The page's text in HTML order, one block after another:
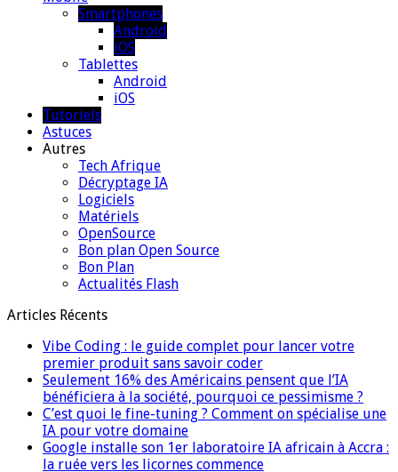
Smartphones
Android
iOS
Tablettes
Android
iOS
Tutoriels
Astuces
Autres
Tech Afrique
Décryptage IA
Logiciels
Matériels
OpenSource
Bon plan Open Source
Bon Plan
Actualités Flash
Articles Récents
Vibe Coding : le guide complet pour lancer votre
premier produit sans savoir coder
Seulement 16% des Américains pensent que l’IA
bénéficiera à la société, pourquoi ce pessimisme ?
C’est quoi le fine-tuning ? Comment on spécialise une
IA pour votre domaine
Google installe son 1er laboratoire IA africain à Accra :
la ruée vers les licornes commence